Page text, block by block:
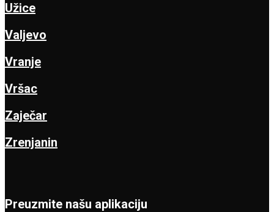
Užice
Valjevo
Vranje
Vršac
Zaječar
Zrenjanin
Preuzmite našu aplikaciju